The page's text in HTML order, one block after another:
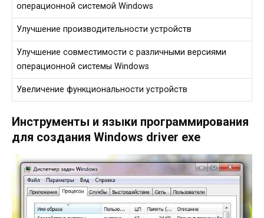
операционной системой Windows
Улучшение производительности устройств
Улучшение совместимости с различными версиями
операционной системы Windows
Увеличение функциональности устройств
Инструменты и языки программирования
для создания Windows driver exe